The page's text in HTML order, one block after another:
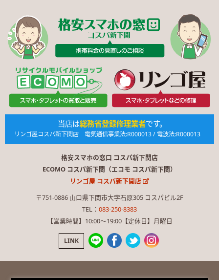
当店は総務省登録修理業者です。
リンゴ屋コスパ新下関店 電気通信事業法:R000013 / 電波法:R000013
格安スマホの窓口 コスパ新下関店
ECOMO コスパ新下関（エコモ コスパ新下関）
リンゴ屋 コスパ新下関店
〒751-0886 山口県下関市大字石原305 コスパビル2F
TEL： 083-250-8383
【営業時間】10:00〜19:00【定休日】月曜日
LINK